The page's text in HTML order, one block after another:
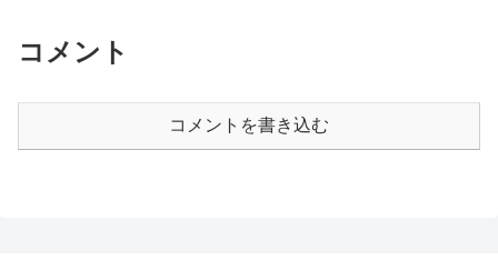
コメント
コメントを書き込む